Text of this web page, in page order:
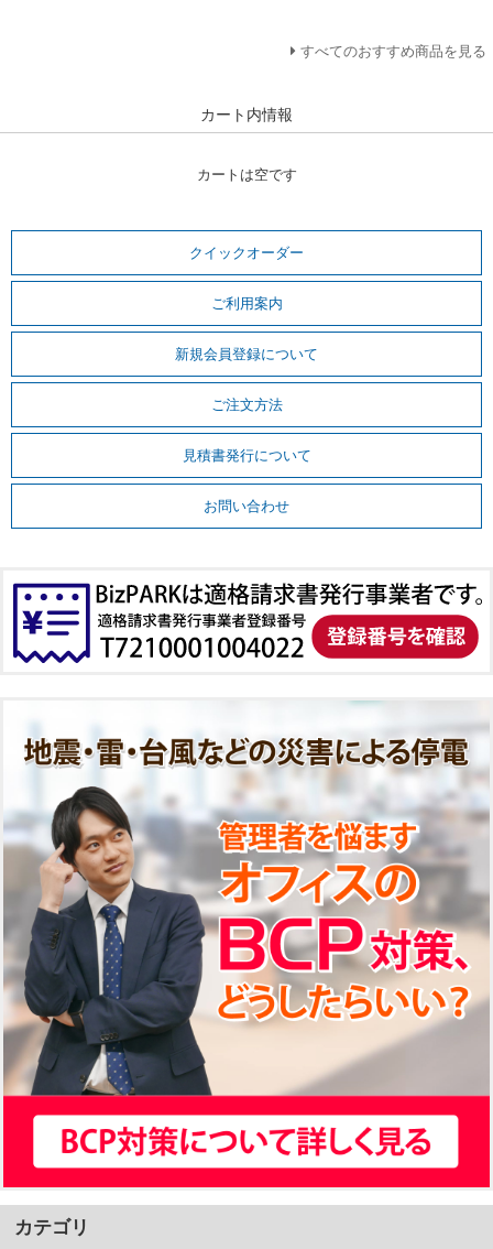
すべてのおすすめ商品を見る
カート内情報
カートは空です
クイックオーダー
ご利用案内
新規会員登録について
ご注文方法
見積書発行について
お問い合わせ
カテゴリ